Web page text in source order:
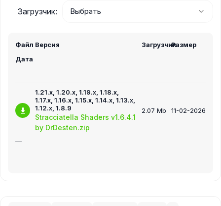
Загрузчик:
Файл Версия ЗагрузчикРазмер
Дата
1.21.x, 1.20.x, 1.19.x, 1.18.x,
1.17.x, 1.16.x, 1.15.x, 1.14.x, 1.13.x,
1.12.x, 1.8.9
Stracciatella Shaders v1.6.4.1
by DrDesten.zip
—
2.07 Mb 11-02-2026